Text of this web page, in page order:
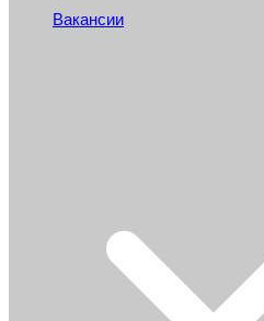
Вакансии